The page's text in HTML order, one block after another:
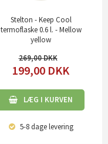
Stelton - Keep Cool
termoflaske 0.6 l. - Mellow
yellow
269,00
199,00 DKK
LÆG I KURVEN
5-8 dagelevering